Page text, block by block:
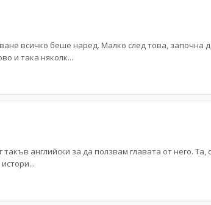
всичко беше наред. Малко след това, започна
и така няколк...
английски за да ползвам главата от него. Та,